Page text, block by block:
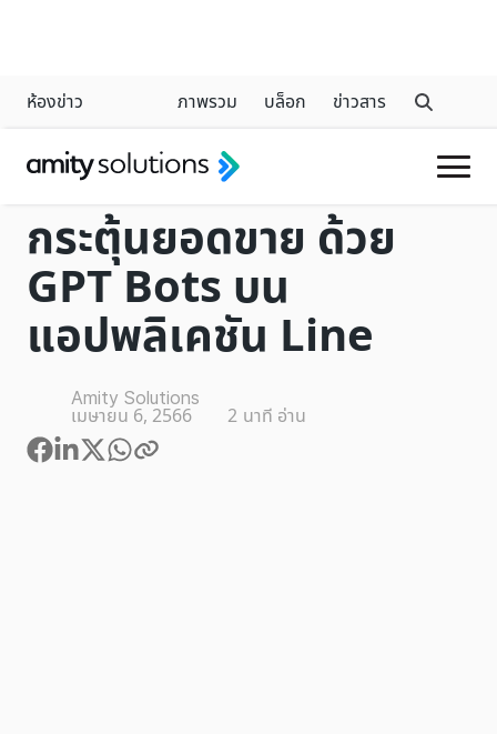
ห้องข่าว ภาพรวม บล็อก ข่าวสาร
CHATGPT
กระตุ้นยอดขาย ด้วย
GPT Bots บน
แอปพลิเคชัน Line
Amity Solutions
เมษายน 6, 2566 2 นาที อ่าน